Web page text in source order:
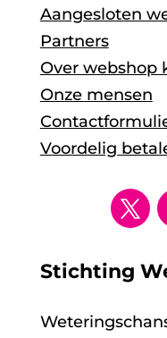
Aangesloten
Partners
Over webshop
Onze mensen
Voordelig
Stichting